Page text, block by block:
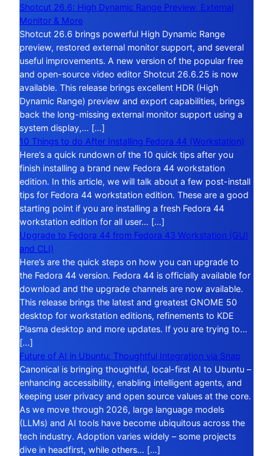
Shotcut 26.6: High Dynamic Range Preview, External
Monitor & More
Shotcut 26.6 brings powerful High Dynamic Range
preview, restored external monitor support, and several
useful improvements. A new version of the popular free
and open-source video editor Shotcut 26.6.25 is now
available. This release brings excellent HDR (High
Dynamic Range) preview and export capabilities, brings
back the long-missing external monitor support using a
system display,… […]
10 Things to do After Installing Fedora 44 (Workstation)
Here’s a quick rundown of the 10 quick tips after you
finish installing a brand new Fedora 44 workstation
edition. In this article, we will talk about a few post-install
tips for Fedora 44 workstation edition. These are a good
starting point if you are installing a fresh Fedora 44
workstation edition for all user… […]
Upgrade to Fedora 44 from Fedora 43 Workstation (GUI
and CLI)
Here’s are the quick steps on how you can upgrade to
the Fedora 44 version. Fedora 44 is officially available for
download and the upgrade channels are now available.
This release brings the latest and greatest GNOME 50
desktop for workstation editions, refinements to KDE
Plasma desktop and more updates. If you are trying to…
[…]
Future of AI in Ubuntu: Thoughtful Integration via Snap
Canonical is bringing thoughtful, local-first AI to Ubuntu –
enhancing accessibility, enabling intelligent agents, and
keeping user privacy and open source values at the core.
As we move through 2026, large language models
(LLMs) and AI tools have become ubiquitous across the
tech industry. Adoption varies widely – some projects
dive in headfirst, while others… […]